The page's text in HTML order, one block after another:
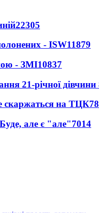
22305
- ISW11879
- ЗМІ10837
21-річної дівчини
скаржаться на ТЦК
але є "але"7014